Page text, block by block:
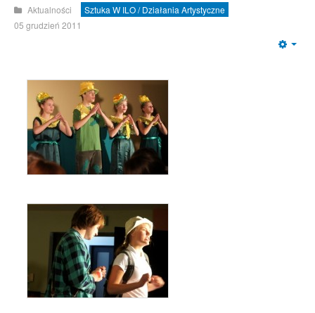
Aktualności
Sztuka W ILO / Działania Artystyczne
05 grudzień 2011